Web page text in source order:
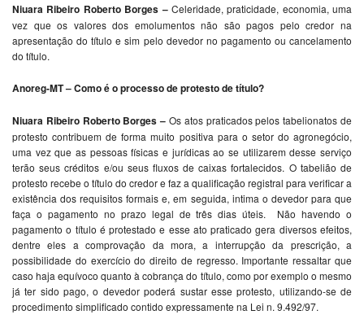
Niuara Ribeiro Roberto Borges –Celeridade, praticidade, economia, uma
vez que os valores dos emolumentos não são pagos pelo credor na
apresentação do título e sim pelo devedor no pagamento ou cancelamento
do título.
Anoreg-MT – Como é o processo de protesto de título?
Niuara Ribeiro Roberto Borges – Os atos praticados pelos tabelionatos de
protesto contribuem de forma muito positiva para o setor do agronegócio,
uma vez que as pessoas físicas e jurídicas ao se utilizarem desse serviço
terão seus créditos e/ou seus fluxos de caixas fortalecidos. O tabelião de
protesto recebe o título do credor e faz a qualificação registral para verificar a
existência dos requisitos formais e, em seguida, intima o devedor para que
faça o pagamento no prazo legal de três dias úteis. Não havendo o
pagamento o título é protestado e esse ato praticado gera diversos efeitos,
dentre eles a comprovação da mora, a interrupção da prescrição, a
possibilidade do exercício do direito de regresso. Importante ressaltar que
caso haja equívoco quanto à cobrança do título, como por exemplo o mesmo
já ter sido pago, o devedor poderá sustar esse protesto, utilizando-se de
procedimento simplificado contido expressamente na Lei n. 9.492/97.